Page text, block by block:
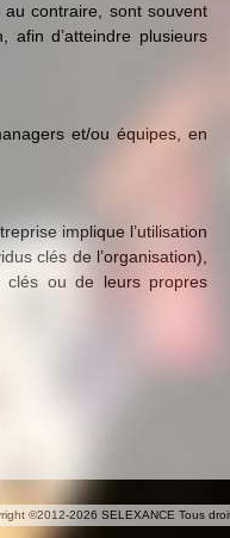
contraire, sont souvent
afin d’atteindre plusieurs
et/ou équipes, en
implique l’utilisation
clés de l’organisation),
clés ou de leurs propres
©2012-2026 SELEXANCE Tous